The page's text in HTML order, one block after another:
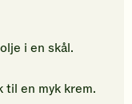
i en skål.
til en myk krem.